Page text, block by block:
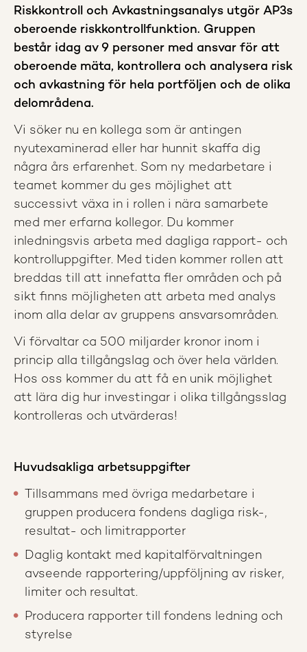
Riskkontroll och Avkastningsanalys utgör AP3s
oberoende riskkontrollfunktion. Gruppen
består idag av 9 personer med ansvar för att
oberoende mäta, kontrollera och analysera risk
och avkastning för hela portföljen och de olika
delområdena.
Vi söker nu en kollega som är antingen
nyutexaminerad eller har hunnit skaffa dig
några års erfarenhet. Som ny medarbetare i
teamet kommer du ges möjlighet att
successivt växa in i rollen i nära samarbete
med mer erfarna kollegor. Du kommer
inledningsvis arbeta med dagliga rapport- och
kontrolluppgifter. Med tiden kommer rollen att
breddas till att innefatta fler områden och på
sikt finns möjligheten att arbeta med analys
inom alla delar av gruppens ansvarsområden.
Vi förvaltar ca 500 miljarder kronor inom i
princip alla tillgångslag och över hela världen.
Hos oss kommer du att få en unik möjlighet
att lära dig hur investingar i olika tillgångsslag
kontrolleras och utvärderas!
Huvudsakliga arbetsuppgifter
Tillsammans med övriga medarbetare i
gruppen producera fondens dagliga risk-,
resultat- och limitrapporter
Daglig kontakt med kapitalförvaltningen
avseende rapportering/uppföljning av risker,
limiter och resultat.
Producera rapporter till fondens ledning och
styrelse